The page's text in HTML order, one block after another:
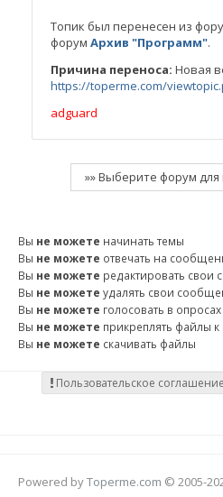
Топик был перенесен из
форум Архив "Программ".
Причина переноса: Новая
https://toperme.com/
adguard
Вы не можете начинать темы
Вы не можете отвечать на
Вы не можете редактировать свои
Вы не можете удалять свои
Вы не можете голосовать в опросах
Вы не можете прикреплять файлы
Вы не можете скачивать файлы
Пользовательское соглашение
Powered byToperme.com © 2005-